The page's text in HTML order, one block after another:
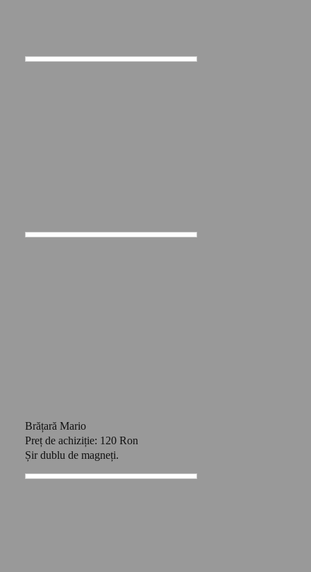
Brățară Mario
Preț de achiziție: 120 Ron
Șir dublu de magneți.